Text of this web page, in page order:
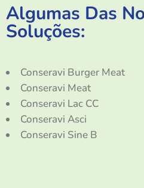
Algumas Das
Soluções:
Conseravi Burger Meat
Conseravi Meat
Conseravi Lac CC
Conseravi Asci
Conseravi Sine B